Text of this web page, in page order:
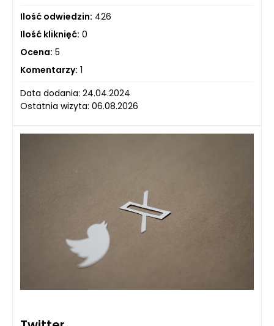
Ilość odwiedzin: 426
Ilość kliknięć: 0
Ocena: 5
Komentarzy: 1
Data dodania: 24.04.2024
Ostatnia wizyta: 06.08.2026